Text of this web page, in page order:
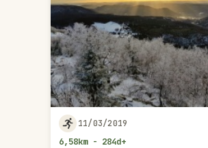
11/03/2019
6,58km - 284d+